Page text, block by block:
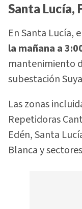
Santa Lucía,
En Santa Lucía,
la mañana a
mantenimiento
subestación
Las zonas
Repetidoras
Edén, Santa
Blanca y